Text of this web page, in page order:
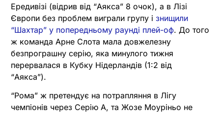
Ередивізі (відрив від “Аякса” 8 очок), а в Лізі
Європи без проблем виграли групу і знищили
“Шахтар” у попередньому раунді плей-оф. До того
ж команда Арне Слота мала довжелезну
безпрограшну серію, яка минулого тижня
перервалася в Кубку Нідерландів (1:2 від
“Аякса”).
“Рома” ж претендує на потрапляння в Лігу
чемпіонів через Серію А, та Жозе Моуріньо не